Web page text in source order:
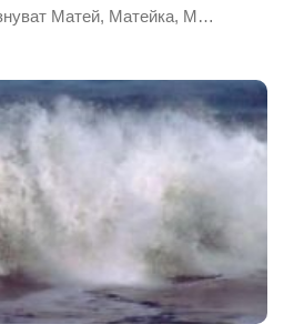
Матей, Матейка, М…